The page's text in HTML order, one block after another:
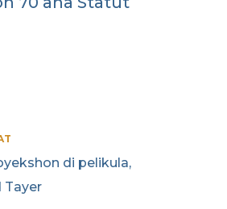
di pelikula,
Tayer